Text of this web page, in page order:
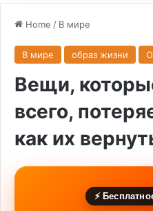
Home / В мире
В мире образ жизни
Вещи,
всего,
как их
⚡